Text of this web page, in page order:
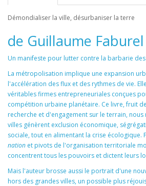
Démondialiser la ville, désurbaniser la terre
de Guillaume Faburel
Un manifeste pour lutter contre la barbarie
La métropolisation implique une expansion
l'accélération des flux et des rythmes de vie.
véritables firmes entrepreneuriales conçues
compétition urbaine planétaire. Ce livre, fruit
recherche et d'engagement sur le terrain,
villes génèrent exclusion économique,
sociale, tout en alimentant la crise écologique.
nation et pivots de l'organisation territoriale
concentrent tous les pouvoirs et dictent leurs
Mais l'auteur brosse aussi le portrait d'une
hors des grandes villes, un possible plus